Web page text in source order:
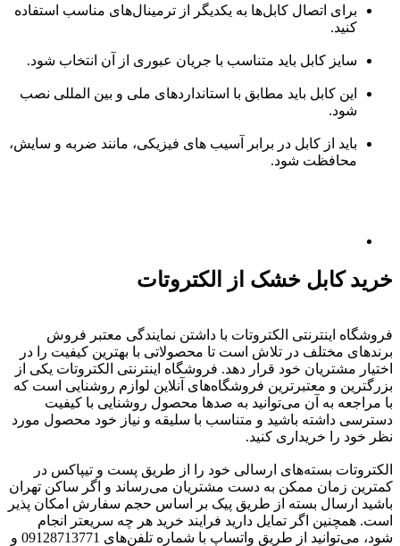
برای اتصال کابل‌ها به یکدیگر از ترمینال‌های مناسب استفاده
کنید.
سایز کابل باید متناسب با جریان عبوری از آن انتخاب شود.
این کابل باید مطابق با استانداردهای ملی و بین المللی نصب
شود.
باید از کابل در برابر آسیب های فیزیکی، مانند ضربه و سایش،
محافظت شود.
خرید کابل خشک از الکتروتات
فروشگاه اینترنتی الکتروتات با داشتن نمایندگی معتبر فروش
برندهای مختلف در تلاش است تا محصولاتی با بهترین کیفیت را در
اختیار مشتریان خود قرار دهد. فروشگاه اینترنتی الکتروتات یکی از
بزرگترین و معتبرترین فروشگاه‌های آنلاین لوازم روشنایی است که
با مراجعه به آن می‌توانید به صدها محصول روشنایی با کیفیت
دسترسی داشته باشید و متناسب با سلیقه و نیاز خود محصول مورد
نظر خود را خریداری کنید.
الکتروتات بسته‌های ارسالی خود را از طریق پست و تیپاکس در
کمترین زمان ممکن به دست مشتریان می‌رساند و اگر ساکن تهران
باشید ارسال بسته از طریق پیک بر اساس حجم سفارش امکان پذیر
است. همچنین اگر تمایل دارید فرایند خرید هر چه سریعتر انجام
شود، می‌توانید از طریق واتساپ با شماره‌ تلفن‌های 09128713771 و